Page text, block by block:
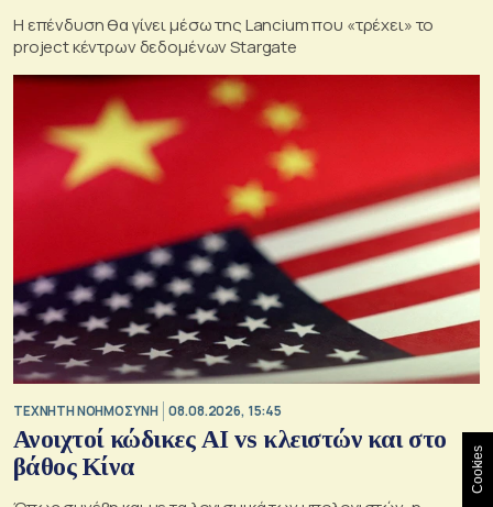
Η επένδυση θα γίνει μέσω της Lancium που «τρέχει» το
project κέντρων δεδομένων Stargate
TΕΧΝΗΤΗ ΝΟΗΜΟΣΥΝΗ 08.08.2026, 15:45
Ανοιχτοί κώδικες AI vs κλειστών και στο
βάθος Κίνα
Cookies